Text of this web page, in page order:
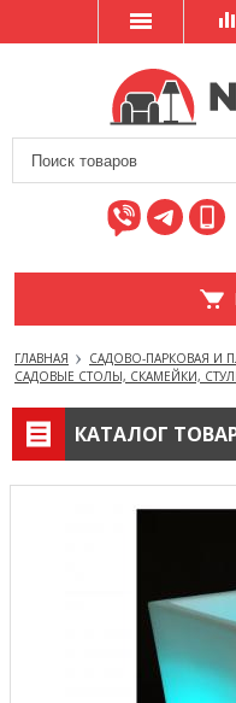
ГЛАВНАЯ
САДОВО-ПАРКОВАЯ И
САДОВЫЕ СТОЛЫ, СКАМЕЙКИ,
КАТАЛОГ